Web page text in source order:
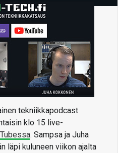
tekniikkapodcast
klo 15 live-
. Sampsa ja Juha
läpi kuluneen viikon ajalta